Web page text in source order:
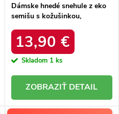
Dámske hnedé snehule z eko
semišu s kožušinkou,
LEOPARD
13,90 €
Skladom 1 ks
DETAIL